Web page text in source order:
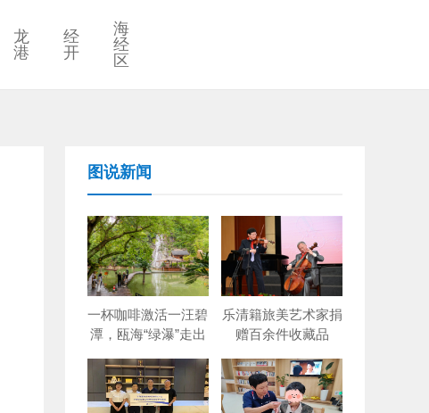
龙
港
经
开
海
经
区
图说新闻
一杯咖啡激活一汪碧
潭，瓯海“绿瀑”走出
乐清籍旅美艺术家捐
赠百余件收藏品